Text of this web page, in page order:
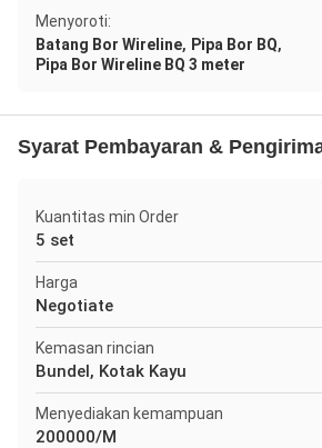
Menyoroti:
Batang Bor Wireline, Pipa Bor BQ,
Pipa Bor Wireline BQ 3 meter
Syarat Pembayaran &
Kuantitas min Order
5 set
Harga
Negotiate
Kemasan rincian
Bundel, Kotak Kayu
Menyediakan kemampuan
200000/M